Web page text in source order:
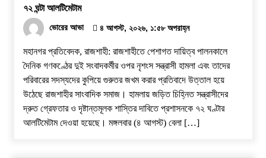
৭২ ঘন্টা আলটিমেটাম
ভোরের আভা ৪ আগস্ট, ২০২৬, ১:৫৮ অপরাহ্ন
​মহানগর প্রতিবেদক, রাজশাহী: রাজশাহীতে পেশাগত দায়িত্ব পালনকালে
দৈনিক গণকণ্ঠের দুই সংবাদকর্মীর ওপর নৃশংস সন্ত্রাসী হামলা এবং তাদের
পরিবারের সদস্যদের কুপিয়ে গুরুতর জখম করার প্রতিবাদে উত্তাল হয়ে
উঠেছে রাজশাহীর সাংবাদিক সমাজ। হামলায় জড়িত চিহ্নিত সন্ত্রাসীদের
দ্রুত গ্রেফতার ও দৃষ্টান্তমূলক শাস্তির দাবিতে প্রশাসনকে ৭২ ঘণ্টার
আলটিমেটাম দেওয়া হয়েছে। ​মঙ্গলবার (৪ আগস্ট) বেলা […]